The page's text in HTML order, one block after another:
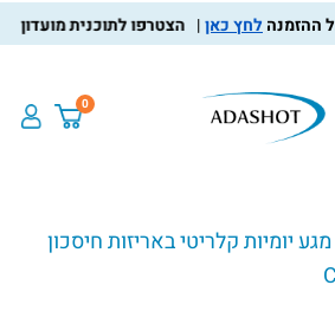
לחץ כאן הצטרפו לתוכנית מועדון
0
יומיות קלריטי באריזות חיסכון